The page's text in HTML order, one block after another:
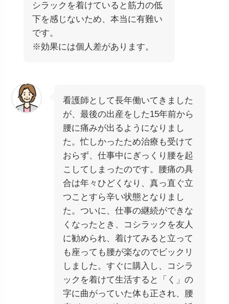
シラックを着けていると筋力の低
下を感じないため、本当に有難い
です。
※効果には個人差があります。
看護師として長年働いてきました
が、最後の出産をした15年前から
腰に痛みが出るようになりまし
た。忙しかったため治療も受けて
おらず、仕事中にぎっくり腰を起
こしてしまったのです。腰痛の具
合は年々ひどくなり、真っ直ぐ立
つことすら辛い状態となりまし
た。ついに、仕事の継続ができな
くなったとき、コシラックを友人
に勧められ、着けてみると立って
も座っても腰が楽なのでビックリ
しました。すぐに購入し、コシラ
ックを着けて生活すると「く」の
字に曲がっていた体も正され、腰